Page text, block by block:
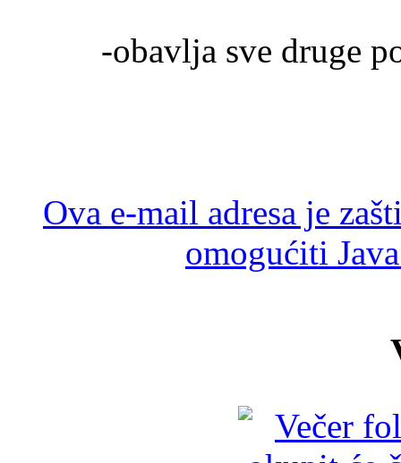
-obavlja sve druge
Ova e-mail adresa je
omogućiti